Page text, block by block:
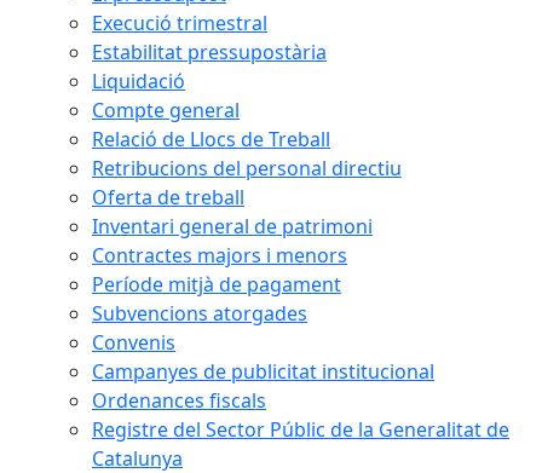
Execució trimestral
Estabilitat pressupostària
Liquidació
Compte general
Relació de Llocs de Treball
Retribucions del personal directiu
Oferta de treball
Inventari general de patrimoni
Contractes majors i menors
Període mitjà de pagament
Subvencions atorgades
Convenis
Campanyes de publicitat institucional
Ordenances fiscals
Registre del Sector Públic de la Generalitat de
Catalunya